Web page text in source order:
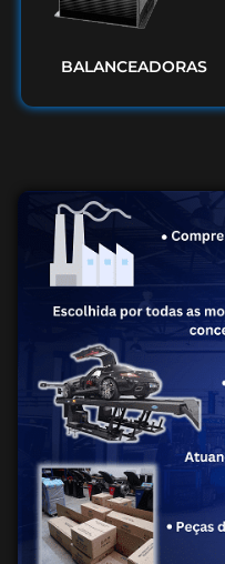
BALANCEADORAS